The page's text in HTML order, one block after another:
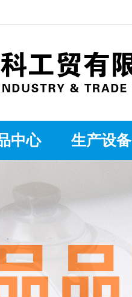
中心 生产设备